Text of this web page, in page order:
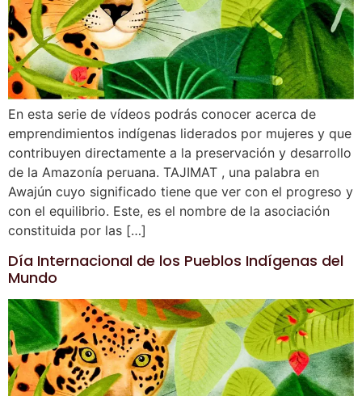
En esta serie de vídeos podrás conocer acerca de
emprendimientos indígenas liderados por mujeres y que
contribuyen directamente a la preservación y desarrollo
de la Amazonía peruana. TAJIMAT , una palabra en
Awajún cuyo significado tiene que ver con el progreso y
con el equilibrio. Este, es el nombre de la asociación
constituida por las […]
Día Internacional de los Pueblos Indígenas del
Mundo